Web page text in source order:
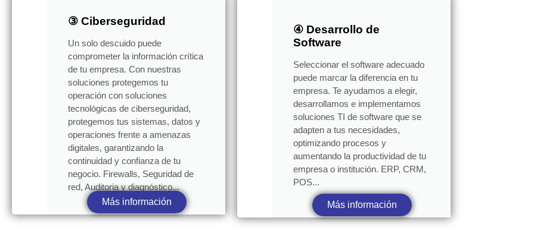
③ Ciberseguridad
Un solo descuido puede
comprometer la información crítica
de tu empresa. Con nuestras
soluciones protegemos tu
operación con soluciones
tecnológicas de ciberseguridad,
protegemos tus sistemas, datos y
operaciones frente a amenazas
digitales, garantizando la
continuidad y confianza de tu
negocio. Firewalls, Seguridad de
red, Auditoria y diagnóstico...
Más información
④ Desarrollo de
Software
Seleccionar el software adecuado
puede marcar la diferencia en tu
empresa. Te ayudamos a elegir,
desarrollamos e implementamos
soluciones TI de software que se
adapten a tus necesidades,
optimizando procesos y
aumentando la productividad de tu
empresa o institución. ERP, CRM,
POS...
Más información